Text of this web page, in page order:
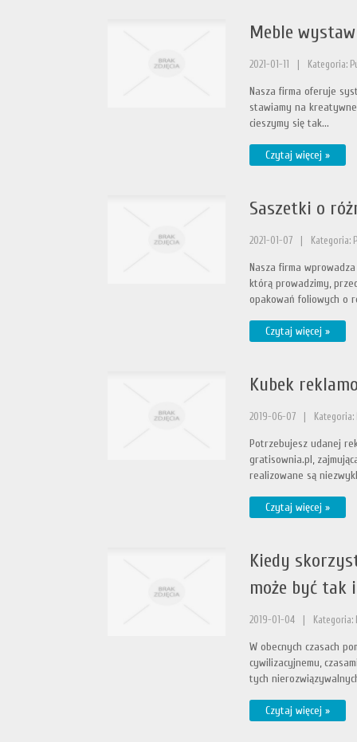
Meble
2021-01-11 Kategoria:
Nasza firma oferuje
stawiamy na
cieszymy się tak...
Czytaj więcej »
Saszetki o
2021-01-07 Kategoria:
Nasza firma
którą prowadzimy,
opakowań foliowych o
Czytaj więcej »
Kubek
2019-06-07
Potrzebujesz udanej
gratisownia.pl,
realizowane są
Czytaj więcej »
Kiedy
może być tak
2019-01-04 Kategoria:
W obecnych czasach
cywilizacyjnemu,
tych
Czytaj więcej »